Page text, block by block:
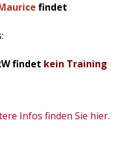
findet
findet kein Training
Infos finden Sie hier.